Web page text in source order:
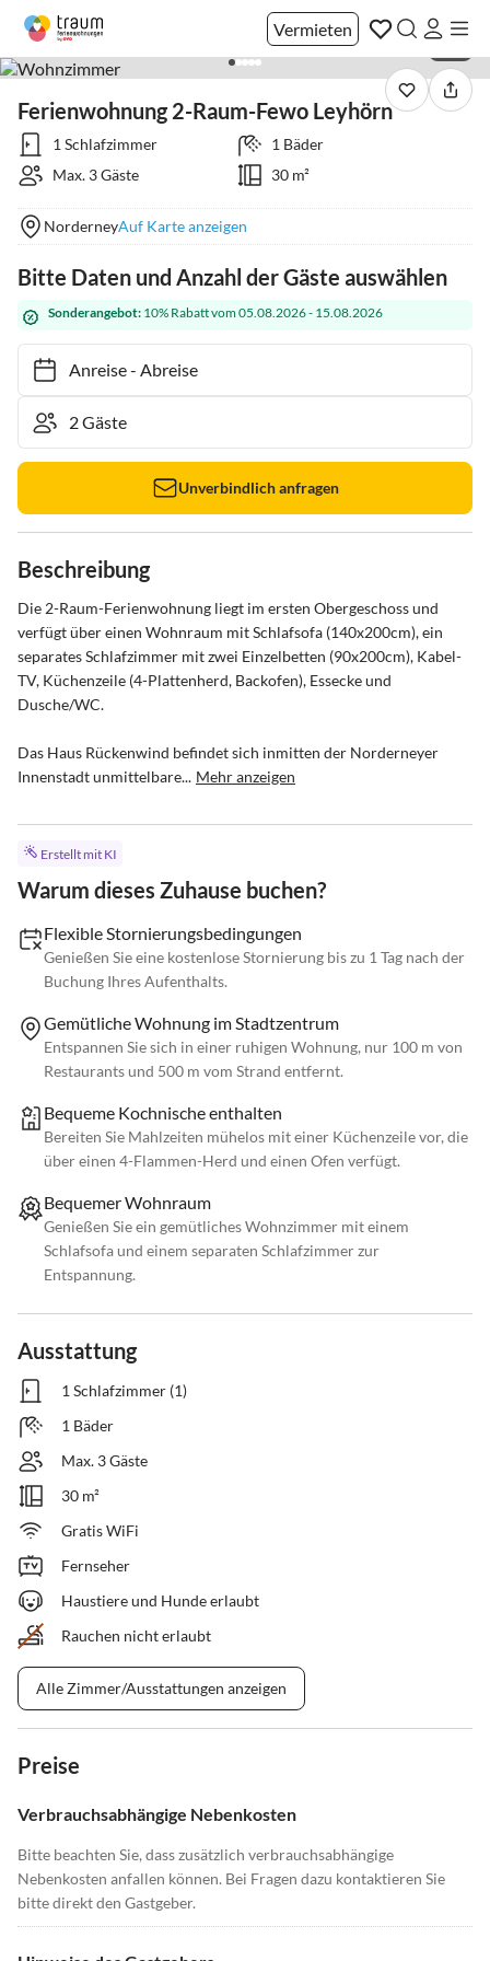
Vermieten
Ferienwohnung 2-Raum-Fewo Leyhörn
1 Schlafzimmer
1 Bäder
Max. 3 Gäste
30 m²
NorderneyAuf Karte anzeigen
Bitte Daten und Anzahl der Gäste auswählen
Sonderangebot: 10% Rabatt vom 05.08.2026 - 15.08.2026
Anreise- Abreise
Unverbindlich anfragen
Beschreibung
Die 2-Raum-Ferienwohnung liegt im ersten Obergeschoss und
verfügt über einen Wohnraum mit Schlafsofa (140x200cm), ein
separates Schlafzimmer mit zwei Einzelbetten (90x200cm), Kabel-
TV, Küchenzeile (4-Plattenherd, Backofen), Essecke und
Dusche/WC.
Das Haus Rückenwind befindet sich inmitten der Norderneyer
Innenstadt unmittelbare... Mehr anzeigen
Erstellt mit KI
Warum dieses Zuhause buchen?
Flexible Stornierungsbedingungen
Genießen Sie eine kostenlose Stornierung bis zu 1 Tag nach der
Buchung Ihres Aufenthalts.
Gemütliche Wohnung im Stadtzentrum
Entspannen Sie sich in einer ruhigen Wohnung, nur 100 m von
Restaurants und 500 m vom Strand entfernt.
Bequeme Kochnische enthalten
Bereiten Sie Mahlzeiten mühelos mit einer Küchenzeile vor, die
über einen 4-Flammen-Herd und einen Ofen verfügt.
Bequemer Wohnraum
Genießen Sie ein gemütliches Wohnzimmer mit einem
Schlafsofa und einem separaten Schlafzimmer zur
Entspannung.
Ausstattung
1 Schlafzimmer (1)
1 Bäder
Max. 3 Gäste
30 m²
Gratis WiFi
Fernseher
Haustiere und Hunde erlaubt
Rauchen nicht erlaubt
Alle Zimmer/Ausstattungen anzeigen
Preise
Verbrauchsabhängige Nebenkosten
Bitte beachten Sie, dass zusätzlich verbrauchsabhängige
Nebenkosten anfallen können. Bei Fragen dazu kontaktieren Sie
bitte direkt den Gastgeber.